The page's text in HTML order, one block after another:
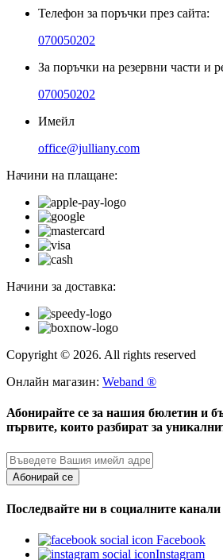
Телефон за поръчки през сайта:
070050202
За поръчки на резервни части и
070050202
Имейл
office@julliany.com
Начини на плащане:
Начини за доставка:
Copyright © 2026. All rights reserved
Онлайн магазин: Weband ®
Абонирайте се за нашия бюлетин и
първите, които разбират за
Абонирай се
Последвайте ни в социалните канали
Facebook
Instagram